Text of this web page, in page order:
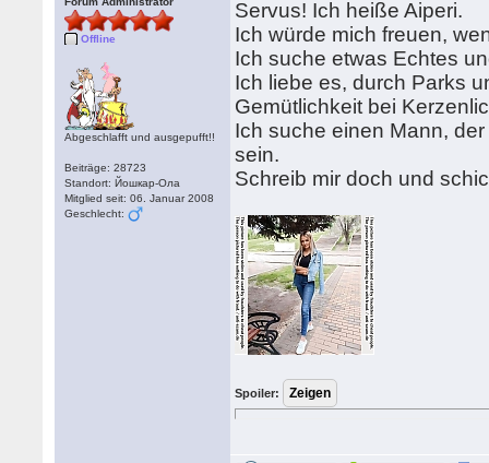
Offline
Abgeschlafft und ausgepufft!!
Beiträge: 28723
Standort: Йошкар-Ола
Mitglied seit: 06. Januar 2008
Geschlecht:
Servus! Ich heiße Aiperi.
Ich würde mich freuen,
Ich suche etwas Echtes
Ich liebe es, durch Parks
Gemütlichkeit bei
Ich suche einen Mann,
sein.
Schreib mir doch und
Spoiler: